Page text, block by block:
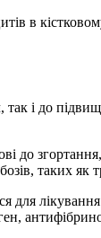
в
і до
до
таких як